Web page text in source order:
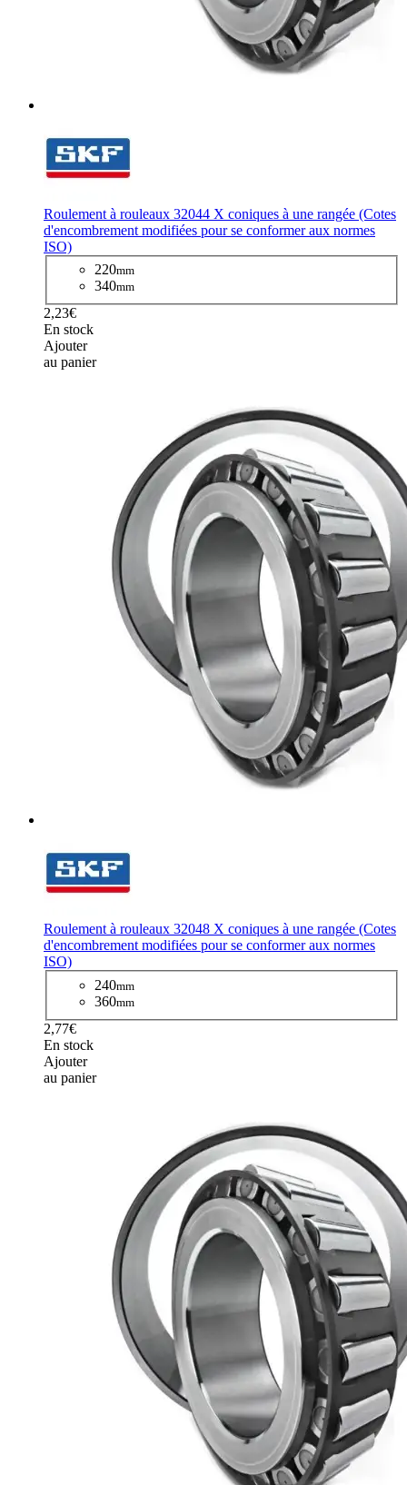
Roulement à rouleaux 32044 X coniques à une rangée (Cotes
d'encombrement modifiées pour se conformer aux normes
ISO)
220mm
340mm
2,23€
En stock
Ajouter
au panier
Roulement à rouleaux 32048 X coniques à une rangée (Cotes
d'encombrement modifiées pour se conformer aux normes
ISO)
240mm
360mm
2,77€
En stock
Ajouter
au panier